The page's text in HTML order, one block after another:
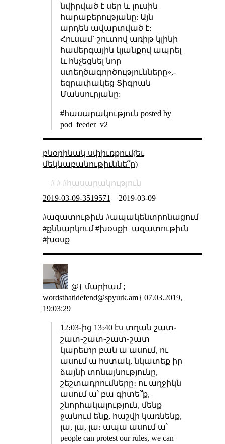
նվիրված է սեր և լուսին
հարաբերությանը: Այն
արդեն ավարտված է:
Հուսամ` շուտով առիթ կլինի
համերգային կյանքով ապրել
և հնչեցնել նոր
ստեղծագործությունները»,-
եզրափակեց Տիգրան
Մանսուրյանը:
#հասարակություն posted by
pod_feeder_v2
բնօրինակ սփիւռքում(եւ
մեկնաբանութիւննե՞ր)
հասարակություն
2019-03-09-3519571 – 2019-03-09
#ազատութիւն #ապակենտրոնացում
#քննարկում #խօսքի_ազատութիւն
#խօսք
@{ մարիամ ;
wordsthatidefend@spyurk.am} 07.03.2019,
19:03:29
12։03֊ից 13։40էս տղան շատ֊
շատ֊շատ֊շատ֊շատ
կարեւոր բան ա ասում, ու
ասում ա հստակ, նկատեք իր
ձայնի տոնայնությունը,
շեշտադրումները։ ու աղջիկն
ասում ա՝ բա գիտե՞ք,
շնորհակալություն, մենք
ջանում ենք, հաշվի կառնենք,
լա, լա, լա։ ապա ասում ա՝
people can protest our rules, we can